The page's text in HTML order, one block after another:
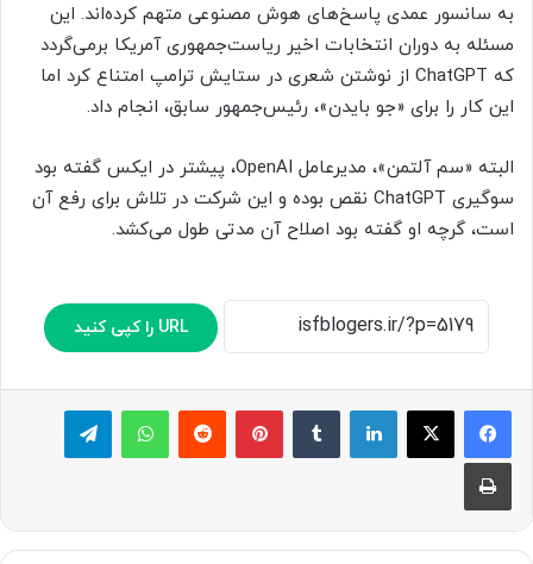
به سانسور عمدی پاسخ‌های هوش مصنوعی متهم کرده‌اند. این
مسئله به دوران انتخابات اخیر ریاست‌جمهوری آمریکا برمی‌گردد
که ChatGPT از نوشتن شعری در ستایش ترامپ امتناع کرد اما
این کار را برای «جو بایدن»، رئیس‌جمهور سابق، انجام داد.
البته «سم آلتمن»، مدیرعامل OpenAI، پیشتر در ایکس گفته بود
سوگیری ChatGPT نقص بوده و این شرکت در تلاش برای رفع آن
است، گرچه او گفته بود اصلاح آن مدتی طول می‌کشد.
URL را کپی کنید
لینکدین پینترست ‫رددیت واتس آپ
چاپ